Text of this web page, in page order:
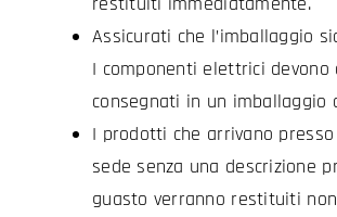
Assicurati che l’imballaggio
I componenti elettrici devono
consegnati in un imballaggio
I prodotti che arrivano
sede senza una descrizione
guasto verranno restituiti